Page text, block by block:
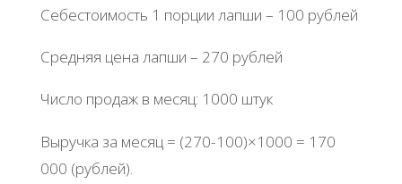
Себестоимость 1 порции лапши – 100 рублей
Средняя цена лапши – 270 рублей
Число продаж в месяц: 1000 штук
Выручка за месяц = (270-100)×1000 = 170
000 (рублей).